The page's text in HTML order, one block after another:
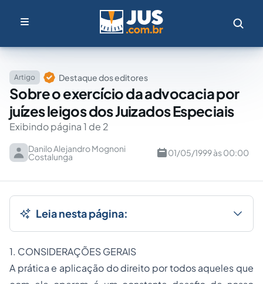
Artigo Destaque dos editores
Sobre o exercício da advocacia por
juízes leigos dos Juizados Especiais
Exibindo página 1 de 2
Danilo Alejandro Mognoni
Costalunga 01/05/1999 às 00:00
Leia nesta página:
1. CONSIDERAÇÕES GERAIS
A prática e aplicação do direito por todos aqueles que